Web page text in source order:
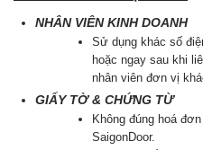
NHÂN VIÊN KINH DOANH
Sử dụng khác số
hoặc ngay sau khi
nhân viên đơn vị
GIẤY TỜ & CHỨNG TỪ
Không đúng hoá
SaigonDoor.